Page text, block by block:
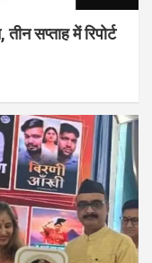
सप्ताह में रिपोर्ट